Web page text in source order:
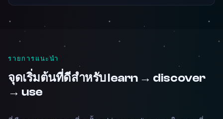
รายการแนะนำ
จุดเริ่มต้นที่ดีสำหรับ learn → discover
→ use